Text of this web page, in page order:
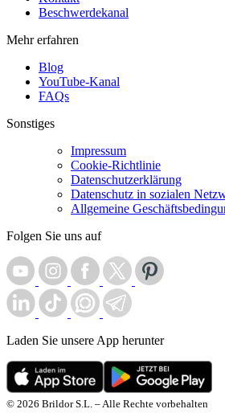
Beschwerdekanal
Mehr erfahren
Blog
YouTube-Kanal
FAQs
Sonstiges
Impressum
Cookie-Richtlinie
Datenschutzerklärung
Datenschutz in sozialen
Allgemeine
Folgen Sie uns auf
Laden Sie unsere App herunter
© 2026 Brildor S.L. – Alle Rechte vorbehalten